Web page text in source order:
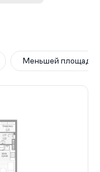
Меньшей площади